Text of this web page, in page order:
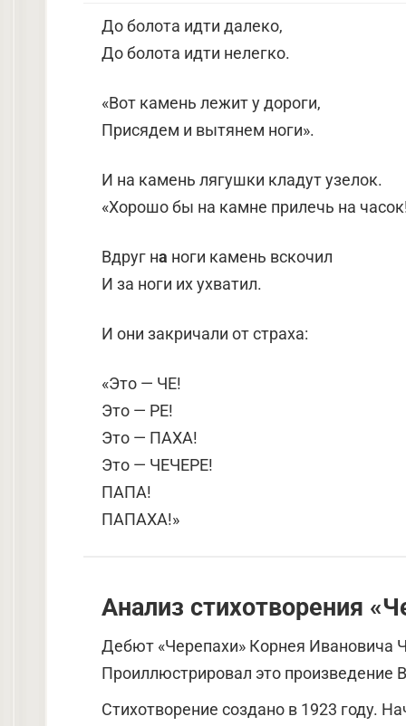
До болота идти далеко,
До болота идти нелегко.
«Вот камень лежит у дороги,
Присядем и вытянем ноги».
И на камень лягушки кладут узелок.
«Хорошо бы на камне прилечь на
Вдруг на ноги камень вскочил
И за ноги их ухватил.
И они закричали от страха:
«Это — ЧЕ!
Это — РЕ!
Это — ПАХА!
Это — ЧЕЧЕРЕ!
ПАПА!
ПАПАХА!»
Анализ стихотворения
Дебют «Черепахи» Корнея Ивановича
Проиллюстрировал это произведение
Стихотворение создано в 1923 году.